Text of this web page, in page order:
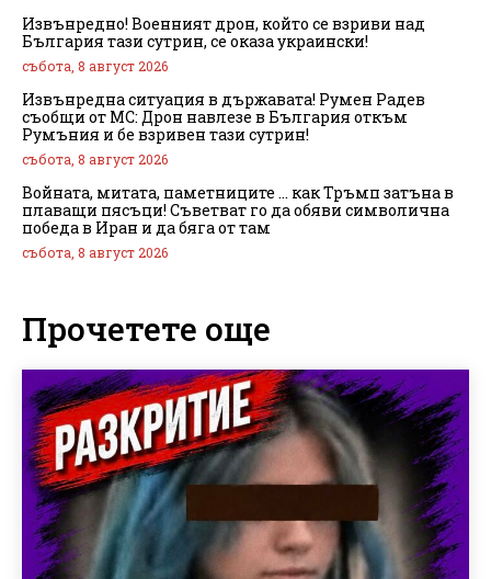
Извънредно! Военният дрон, който се взриви над
България тази сутрин, се оказа украински!
събота, 8 август 2026
Извънредна ситуация в държавата! Румен Радев
съобщи от МС: Дрон навлезе в България откъм
Румъния и бе взривен тази сутрин!
събота, 8 август 2026
Войната, митата, паметниците … как Тръмп затъна в
плаващи пясъци! Съветват го да обяви символична
победа в Иран и да бяга от там
събота, 8 август 2026
Прочетете още